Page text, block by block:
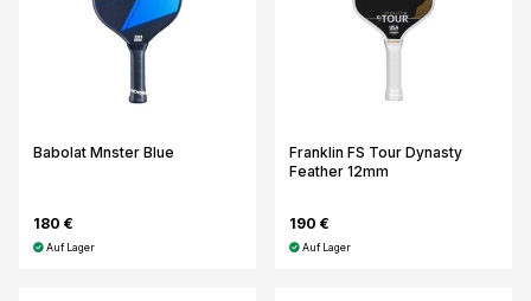
Babolat Mnster Blue
180 €
Auf Lager
Franklin FS Tour Dynasty
Feather 12mm
190 €
Auf Lager